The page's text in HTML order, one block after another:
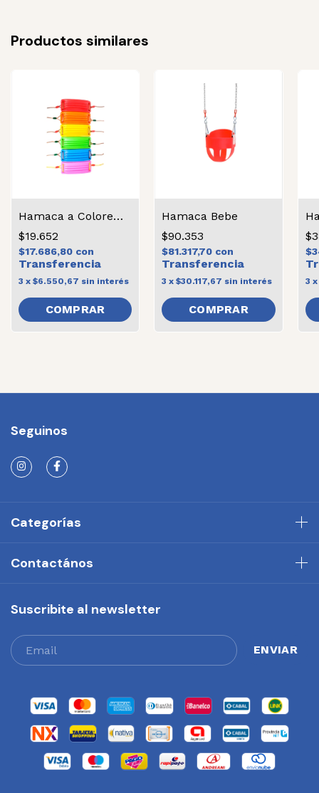
Productos similares
Hamaca a Colores Con Soga
$19.652
$17.686,80 con
3 x $6.550,67 sin interés
COMPRAR
Hamaca Bebe
$90.353
$81.317,70 con
3 x$30.117,67 sin interés
COMPRAR
3 x
Seguinos
Categorías
Contactános
Suscribite al newsletter